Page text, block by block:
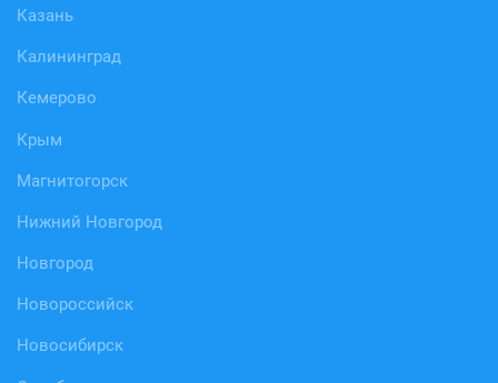
Казань
Калининград
Кемерово
Крым
Магнитогорск
Нижний Новгород
Новгород
Новороссийск
Новосибирск